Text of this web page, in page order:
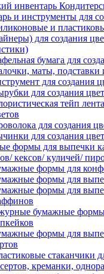
и инструменты для
и
для создания
бумага для
маты, подставки
для создания
для создания
тейп
для создания
для создания
формы для выпечки
кексов/ куличей/
формы для
формы для
формы для
бумажные
формы для
стаканчики
креманки,